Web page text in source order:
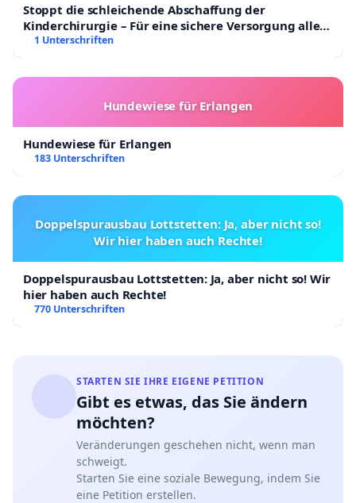
Stoppt die schleichende Abschaffung der
Kinderchirurgie – Für eine sichere Versorgung aller
Kinder in Deutschland
1 Unterschriften
Hundewiese für Erlangen
Hundewiese für Erlangen
183 Unterschriften
Doppelspurausbau Lottstetten: Ja, aber nicht so!
Wir hier haben auch Rechte!
Doppelspurausbau Lottstetten: Ja, aber nicht so! Wir
hier haben auch Rechte!
770 Unterschriften
STARTEN SIE IHRE EIGENE PETITION
Gibt es etwas, das Sie ändern
möchten?
Veränderungen geschehen nicht, wenn man
schweigt.
Starten Sie eine soziale Bewegung, indem Sie
eine Petition erstellen.